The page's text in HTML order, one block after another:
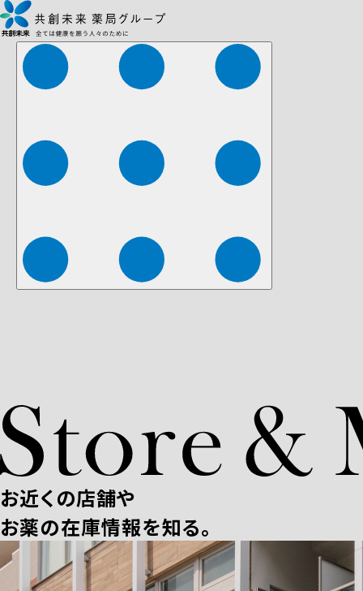
株式会社ファーマみらい 株式会社ストレチア
お近くの店舗や
お薬の在庫情報を知る。